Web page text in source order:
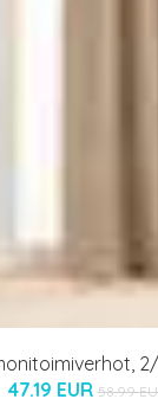
47.19 EUR 58.99